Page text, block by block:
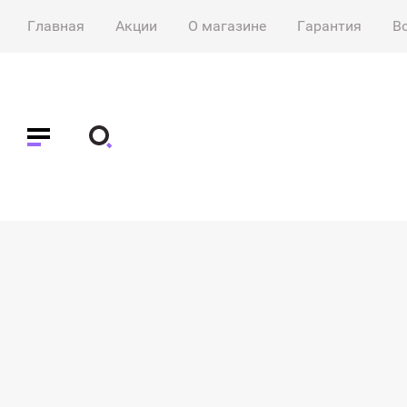
Главная Акции О магазине Гарантия